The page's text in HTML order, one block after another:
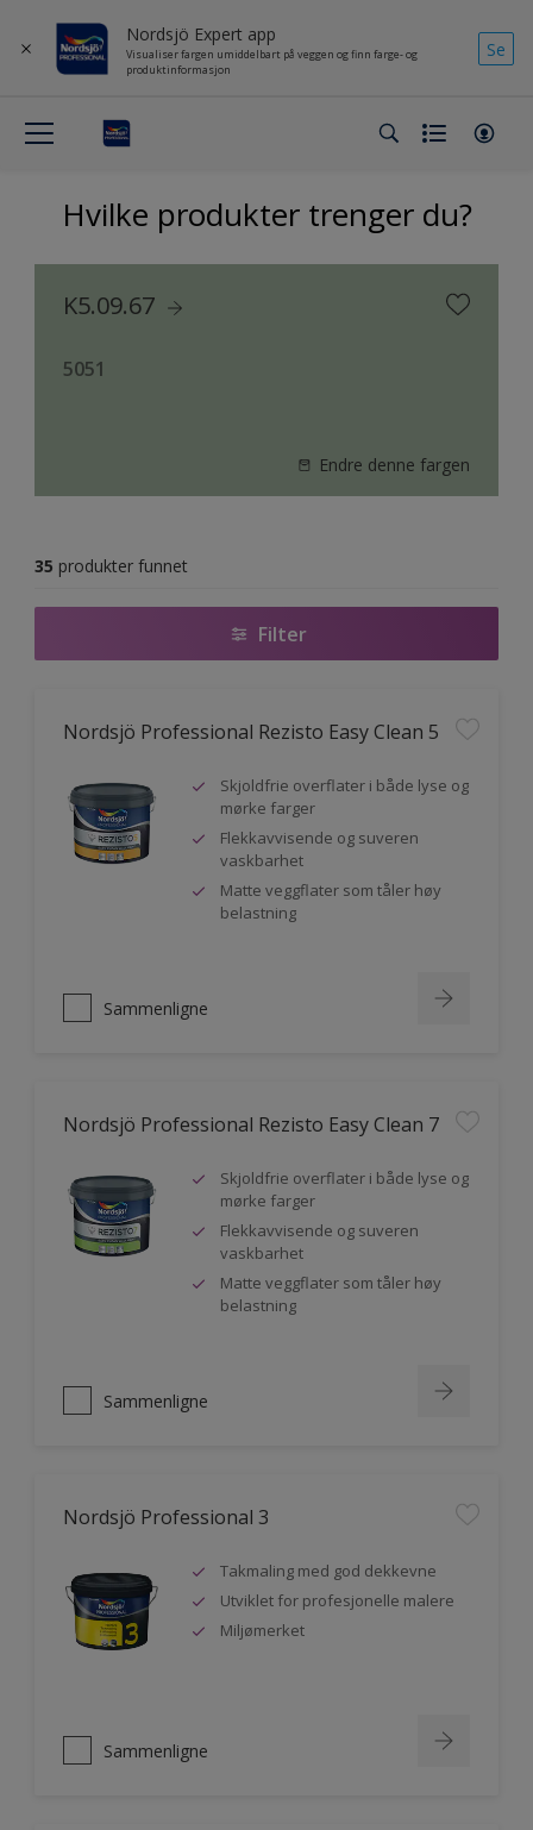
Nordsjö Expert app
Visualiser fargen umiddelbart på veggen og finn farge- og
produktinformasjon
Se
Hvilke produkter trenger du?
K5.09.67
5051
Endre denne fargen
35 produkter funnet
Filter
Nordsjö Professional Rezisto Easy Clean 5
Skjoldfrie overflater i både lyse og
mørke farger
Flekkavvisende og suveren
vaskbarhet
Matte veggflater som tåler høy
belastning
Sammenligne
Nordsjö Professional Rezisto Easy Clean 7
Skjoldfrie overflater i både lyse og
mørke farger
Flekkavvisende og suveren
vaskbarhet
Matte veggflater som tåler høy
belastning
Sammenligne
Nordsjö Professional 3
Takmaling med god dekkevne
Utviklet for profesjonelle malere
Miljømerket
Sammenligne